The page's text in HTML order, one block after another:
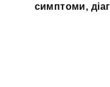
симптоми,